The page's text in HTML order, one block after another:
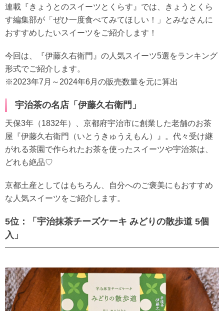
連載『きょうとのスイーツとくらす』では、きょうとくら
す編集部が「ぜひ一度食べてみてほしい！」とみなさんに
おすすめしたいスイーツをご紹介します！
今回は、『伊藤久右衛門』の人気スイーツ5選をランキング
形式でご紹介します。
※2023年7月～2024年6月の販売数量を元に算出
宇治茶の名店「伊藤久右衛門」
天保3年（1832年）、京都府宇治市に創業した老舗のお茶
屋『伊藤久右衛門（いとうきゅうえもん）』。代々受け継
がれる茶園で作られたお茶を使ったスイーツや宇治茶は、
どれも絶品♡
京都土産としてはもちろん、自分へのご褒美にもおすすめ
な人気スイーツをご紹介します。
5位：「宇治抹茶チーズケーキ みどりの散歩道 5個
入」